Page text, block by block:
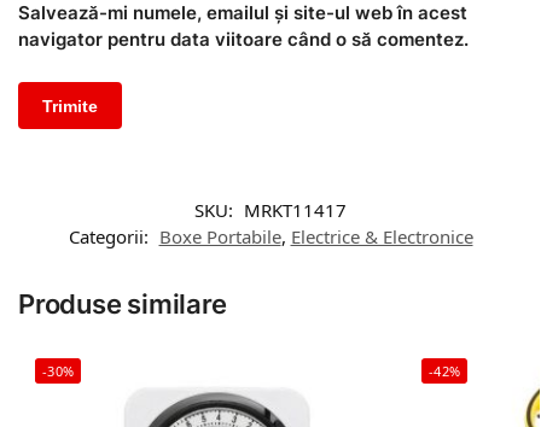
Salvează-mi numele, emailul și site-ul web în acest
navigator pentru data viitoare când o să comentez.
SKU: MRKT11417
Categorii: Boxe Portabile, Electrice & Electronice
Produse similare
-30% -42%